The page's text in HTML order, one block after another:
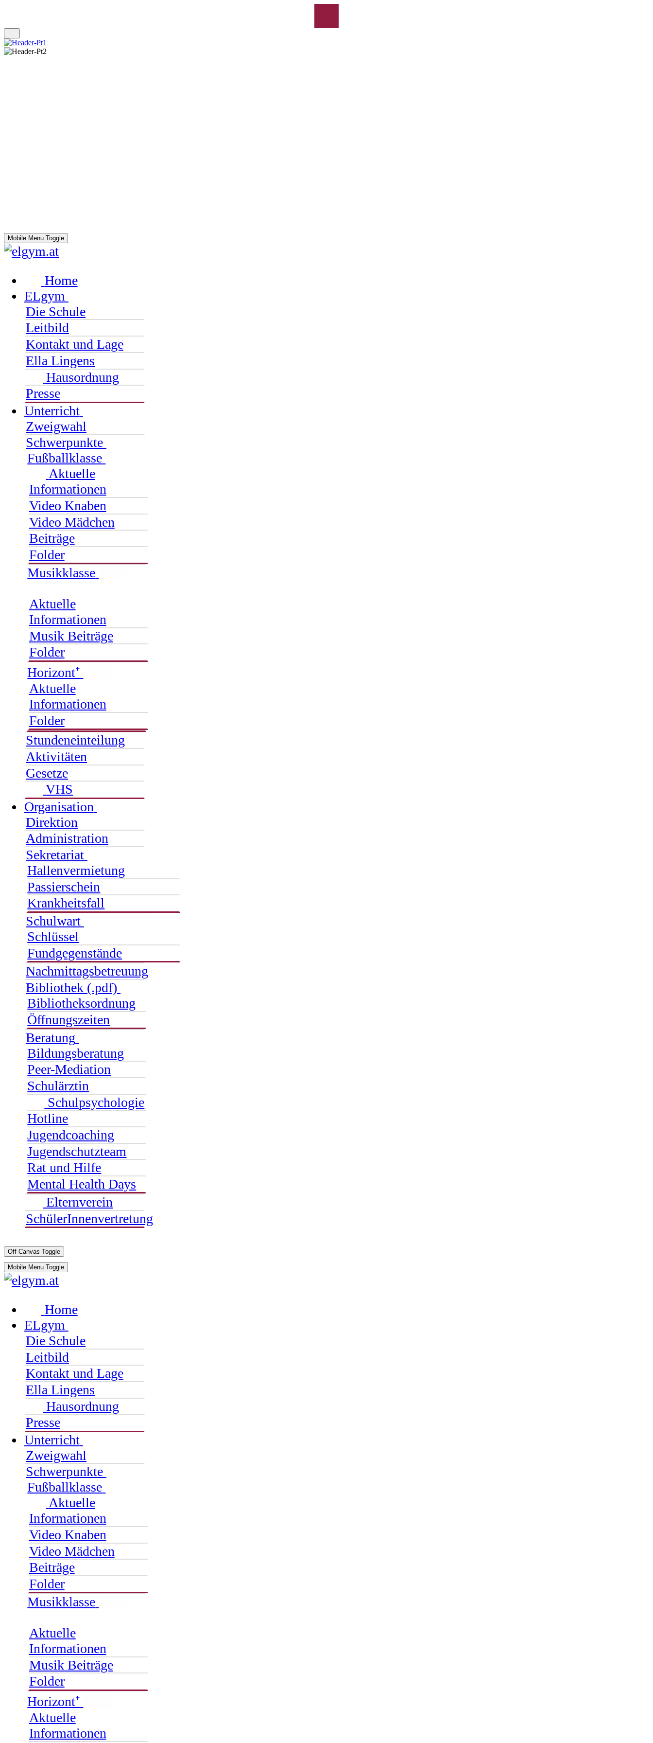
Mobile Menu Toggle
Home
ELgym
Die Schule
Leitbild
Kontakt und Lage
Ella Lingens
Hausordnung
Presse
Unterricht
Zweigwahl
Schwerpunkte
Fußballklasse
Aktuelle
Informationen
Video Knaben
Video Mädchen
Beiträge
Folder
Musikklasse
Aktuelle
Informationen
Musik Beiträge
Folder
Horizont⁺
Aktuelle
Informationen
Folder
Stundeneinteilung
Aktivitäten
Gesetze
VHS
Organisation
Direktion
Administration
Sekretariat
Hallenvermietung
Passierschein
Krankheitsfall
Schulwart
Schlüssel
Fundgegenstände
Nachmittagsbetreuung
Bibliothek (.pdf)
Bibliotheksordnung
Öffnungszeiten
Beratung
Bildungsberatung
Peer-Mediation
Schulärztin
Schulpsychologie
Hotline
Jugendcoaching
Jugendschutzteam
Rat und Hilfe
Mental Health Days
Elternverein
SchülerInnenvertretung
Off-Canvas Toggle
Mobile Menu Toggle
Home
ELgym
Die Schule
Leitbild
Kontakt und Lage
Ella Lingens
Hausordnung
Presse
Unterricht
Zweigwahl
Schwerpunkte
Fußballklasse
Aktuelle
Informationen
Video Knaben
Video Mädchen
Beiträge
Folder
Musikklasse
Aktuelle
Informationen
Musik Beiträge
Folder
Horizont⁺
Aktuelle
Informationen